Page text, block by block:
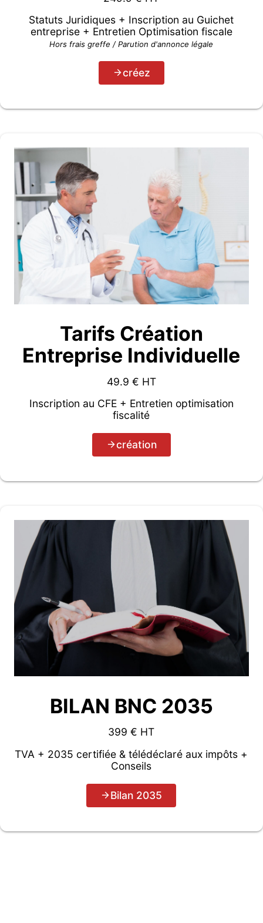
Statuts Juridiques + Inscription au Guichet
entreprise + Entretien Optimisation fiscale
Hors frais greffe / Parution d'annonce légale
créez
Tarifs Création
Entreprise Individuelle
49.9 € HT
Inscription au CFE + Entretien optimisation
fiscalité
création
BILAN BNC 2035
399 € HT
TVA + 2035 certifiée & télédéclaré aux impôts +
Conseils
Bilan 2035